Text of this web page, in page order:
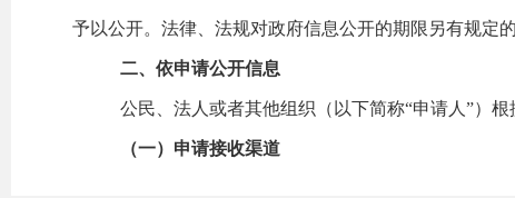
予以公开。法律、法规对政府信息公开的期限另有规定的
二、依申请公开信息
公民、法人或者其他组织（以下简称“申请人 ”）根
（一）申请接收渠道